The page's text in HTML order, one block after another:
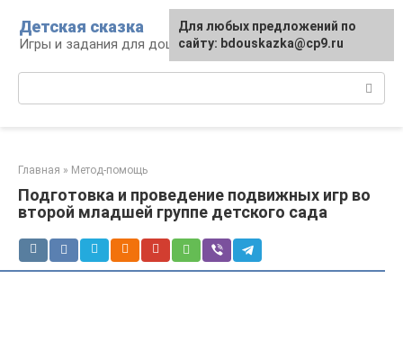
контенту
Детская сказка
Игры и задания для дошкольников
Главная » Метод-помощь
Подготовка и проведение подвижных игр во
второй младшей группе детского сада
Для любых предложений по
сайту: bdouskazka@cp9.ru